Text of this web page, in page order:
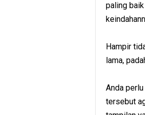
paling
Hampir
lama,
Anda
tersebut